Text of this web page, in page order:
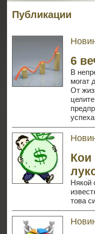
Публикации
6
В
могат
От
Кои
Някой
това